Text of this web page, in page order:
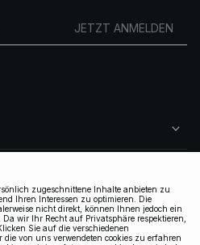
JETZT ANMELDEN